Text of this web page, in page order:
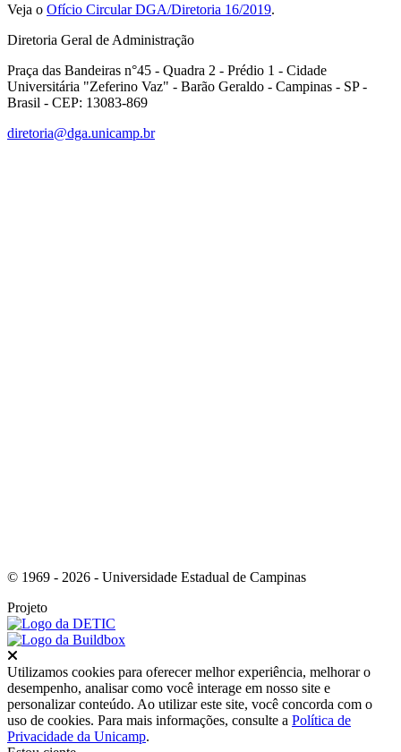
Veja o Ofício Circular DGA/Diretoria 16/2019.
Diretoria Geral de Administração
Praça das Bandeiras n°45 - Quadra 2 - Prédio 1 - Cidade
Universitária "Zeferino Vaz" - Barão Geraldo - Campinas - SP -
Brasil - CEP: 13083-869
diretoria@dga.unicamp.br
© 1969 - 2026 - Universidade Estadual de Campinas
Projeto
Utilizamos cookies para oferecer melhor experiência, melhorar o
desempenho, analisar como você interage em nosso site e
personalizar conteúdo. Ao utilizar este site, você concorda com o
uso de cookies. Para mais informações, consulte a Política de
Privacidade da Unicamp.